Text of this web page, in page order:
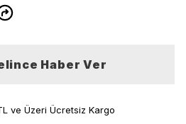
Haber Ver
ve Üzeri Ücretsiz Kargo